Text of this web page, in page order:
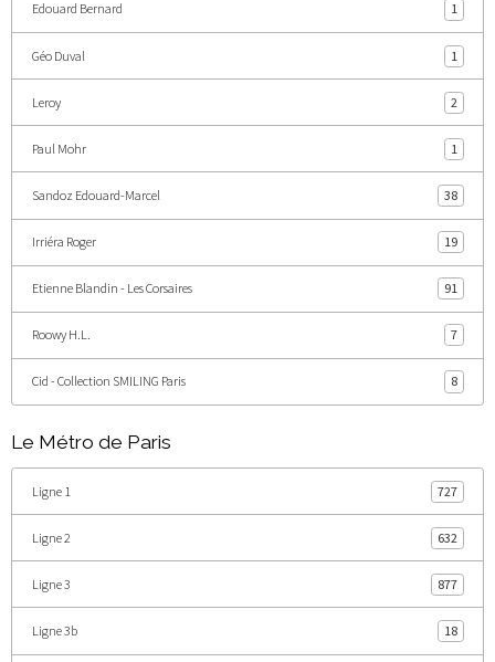
Edouard Bernard 1
Géo Duval 1
Leroy 2
Paul Mohr 1
Sandoz Edouard-Marcel 38
Irriéra Roger 19
Etienne Blandin - Les Corsaires 91
Roowy H.L. 7
Cid - Collection SMILING Paris 8
Le Métro de Paris
Ligne 1 727
Ligne 2 632
Ligne 3 877
Ligne 3b 18